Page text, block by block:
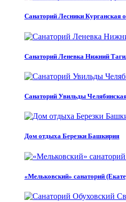
Санаторий Лесники Курганская
Санаторий Леневка Нижний
Санаторий Увильды
Дом отдыха Березки Башкирия
«Мельковский» санаторий